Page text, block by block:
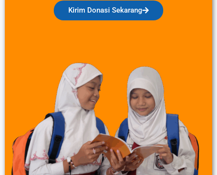
Kirim Donasi Sekarang